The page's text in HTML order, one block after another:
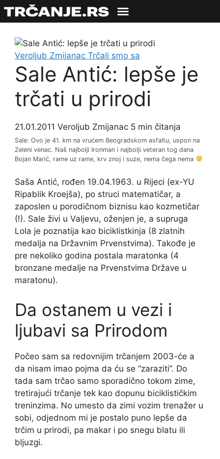
Veroljub Zmijanac Trčali smo sa
Sale Antić: lepše je
trčati u prirodi
21.01.2011 Veroljub Zmijanac 5 min čitanja
Sale: Ovo je 41. km na vrućem Beogradskom asfaltu, uspon na
Zeleni venac. Naš najbolji Ironman i najbolji veteran tog dana
Bojan Marić, rame uz rame, krv znoj i suze, nema čega nema
Saša Antić, rođen 19.04.1963. u Rijeci (ex-YU
Ripablik Kroejša), po struci matematičar, a
zaposlen u porodičnom biznisu kao kozmetičar
(!). Sale živi u Valjevu, oženjen je, a supruga
Lola je poznatija kao biciklistkinja (8 zlatnih
medalja na Državnim Prvenstvima). Takođe je
pre nekoliko godina postala maratonka (4
bronzane medalje na Prvenstvima Države u
maratonu).
Da ostanem u vezi i
ljubavi sa Prirodom
Počeo sam sa redovnijim trčanjem 2003-će a
da nisam imao pojma da ću se “zaraziti”. Do
tada sam trčao samo sporadično tokom zime,
tretirajući trčanje tek kao dopunu biciklističkim
treninzima. No umesto da zimi vozim trenažer u
sobi, odjednom mi je postalo puno lepše da
trčim u prirodi, pa makar i po snegu blatu ili
bljuzgi.